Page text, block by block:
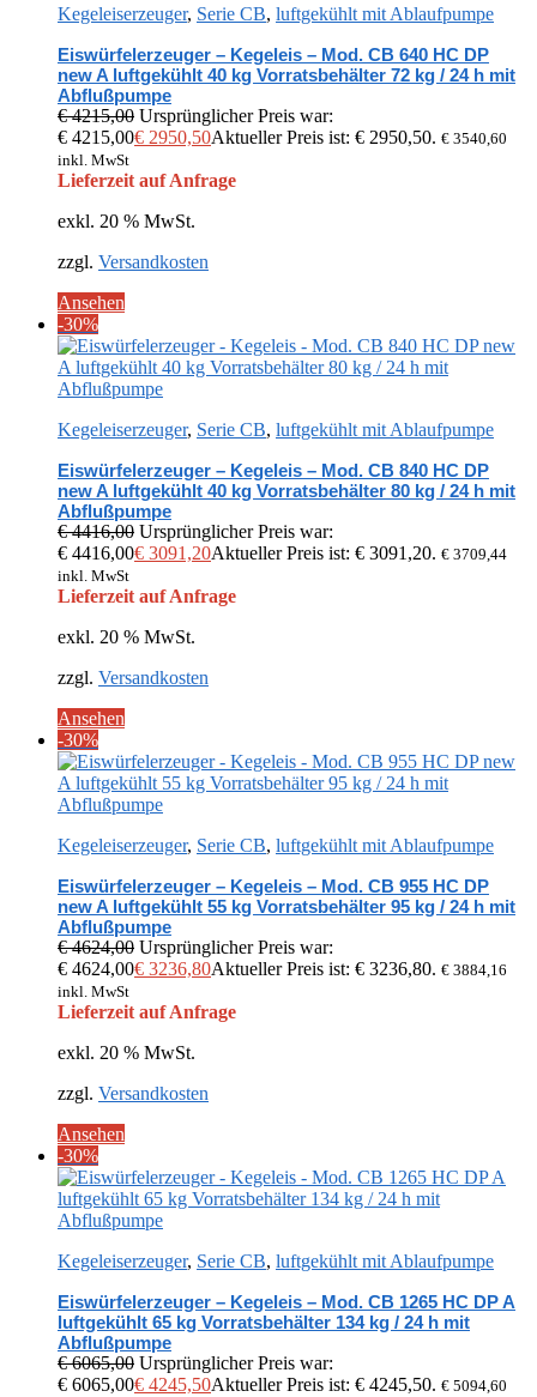
Kegeleiserzeuger, Serie CB, luftgekühlt mit Ablaufpumpe
Eiswürfelerzeuger – Kegeleis – Mod. CB 640 HC DP
new A luftgekühlt 40 kg Vorratsbehälter 72 kg / 24 h mit
Abflußpumpe
€4215,00 Ursprünglicher Preis war:
€ 4215,00€ 2950,50Aktueller Preis ist: € 2950,50. € 3540,60
inkl. MwSt
Lieferzeit auf Anfrage
exkl. 20 % MwSt.
zzgl. Versandkosten
Ansehen
-30%
Kegeleiserzeuger, Serie CB, luftgekühlt mit Ablaufpumpe
Eiswürfelerzeuger – Kegeleis – Mod. CB 840 HC DP
new A luftgekühlt 40 kg Vorratsbehälter 80 kg / 24 h mit
Abflußpumpe
€4416,00 Ursprünglicher Preis war:
€ 4416,00€ 3091,20Aktueller Preis ist: € 3091,20. € 3709,44
inkl. MwSt
Lieferzeit auf Anfrage
exkl. 20 % MwSt.
zzgl. Versandkosten
Ansehen
-30%
Kegeleiserzeuger, Serie CB, luftgekühlt mit Ablaufpumpe
Eiswürfelerzeuger – Kegeleis – Mod. CB 955 HC DP
new A luftgekühlt 55 kg Vorratsbehälter 95 kg / 24 h mit
Abflußpumpe
€4624,00 Ursprünglicher Preis war:
€ 4624,00€ 3236,80Aktueller Preis ist: € 3236,80. € 3884,16
inkl. MwSt
Lieferzeit auf Anfrage
exkl. 20 % MwSt.
zzgl. Versandkosten
Ansehen
-30%
Kegeleiserzeuger, Serie CB, luftgekühlt mit Ablaufpumpe
Eiswürfelerzeuger – Kegeleis – Mod. CB 1265 HC DP A
luftgekühlt 65 kg Vorratsbehälter 134 kg / 24 h mit
Abflußpumpe
€6065,00 Ursprünglicher Preis war:
€ 6065,00€ 4245,50Aktueller Preis ist: € 4245,50. € 5094,60